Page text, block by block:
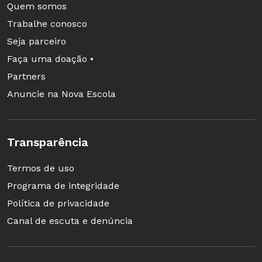
Quem somos
Trabalhe conosco
Seja parceiro
Faça uma doação •
Partners
Anuncie na Nova Escola
Transparência
Termos de uso
Programa de integridade
Política de privacidade
Canal de escuta e denúncia